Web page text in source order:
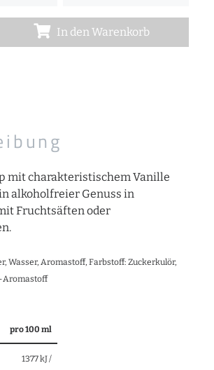
In den Warenkorb
mit charakteristischem Vanille
alkoholfreier Genuss in
Fruchtsäften oder
Wasser, Aromastoff, Farbstoff: Zuckerkulör,
Aromastoff
pro 100 ml
1377 kJ /